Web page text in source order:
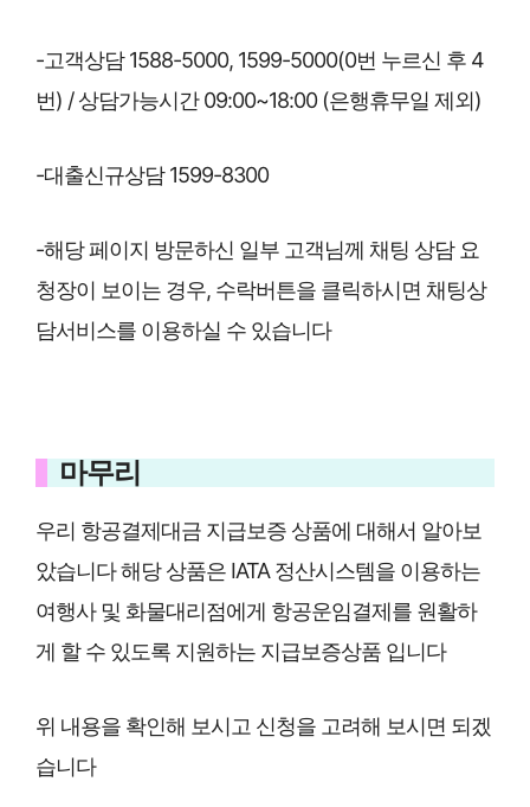
-고객상담 1588-5000, 1599-5000(0번 누르신 후 4
번) / 상담가능시간 09:00~18:00 (은행휴무일 제외)
-대출신규상담 1599-8300
-해당 페이지 방문하신 일부 고객님께 채팅 상담 요
청장이 보이는 경우, 수락버튼을 클릭하시면 채팅상
담서비스를 이용하실 수 있습니다
마무리
우리 항공결제대금 지급보증 상품에 대해서 알아보
았습니다 해당 상품은 IATA 정산시스템을 이용하는
여행사 및 화물대리점에게 항공운임결제를 원활하
게 할 수 있도록 지원하는 지급보증상품 입니다
위 내용을 확인해 보시고 신청을 고려해 보시면 되겠
습니다